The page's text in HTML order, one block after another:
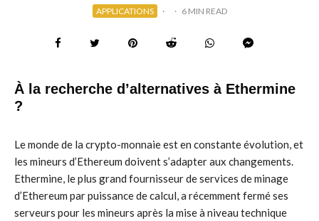
APPLICATIONS · · 6 MIN READ
À la recherche d’alternatives à Ethermine
?
Le monde de la crypto-monnaie est en constante évolution, et
les mineurs d’Ethereum doivent s’adapter aux changements.
Ethermine, le plus grand fournisseur de services de minage
d’Ethereum par puissance de calcul, a récemment fermé ses
serveurs pour les mineurs après la mise à niveau technique